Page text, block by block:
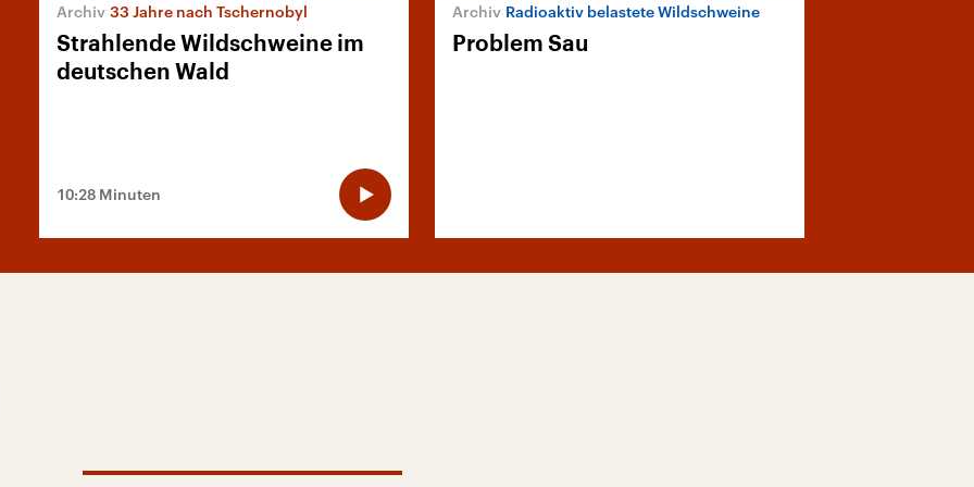
33 Jahre nach Tschernobyl
Strahlende Wildschweine im
deutschen Wald
10:28 Minuten
Radioaktiv belastete Wildschweine
Problem Sau